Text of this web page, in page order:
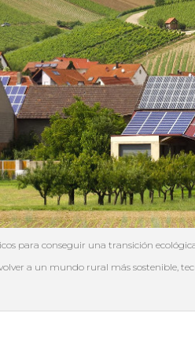
para conseguir una transición
a un mundo rural más sostenible,